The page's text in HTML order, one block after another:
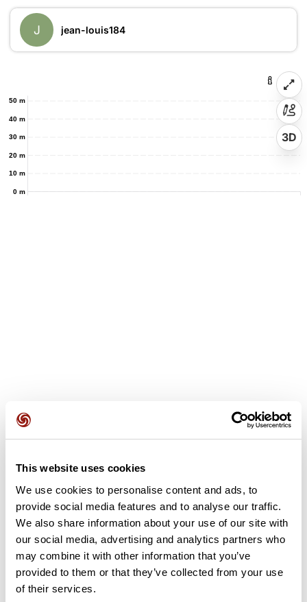
This website uses cookies
We use cookies to personalise content and ads, to
provide social media features and to analyse our traffic.
We also share information about your use of our site with
our social media, advertising and analytics partners who
may combine it with other information that you’ve
provided to them or that they’ve collected from your use
of their services.
J jean-louis184
0 m
10 m
20 m
30 m
40 m
50 m
3D
Recensioni degli utenti
L'hai già effettuato? Sii il primo a inviare una recensione!
Aggiungi una recensione
Riepilogo